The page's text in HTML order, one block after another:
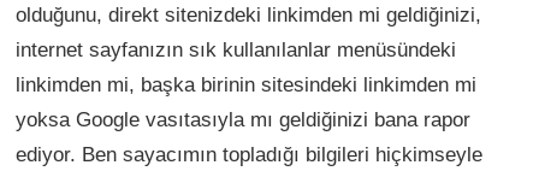
olduğunu, direkt sitenizdeki linkimden mi geldiğinizi,
internet sayfanızın sık kullanılanlar menüsündeki
linkimden mi, başka birinin sitesindeki linkimden mi
yoksa Google vasıtasıyla mı geldiğinizi bana rapor
ediyor. Ben sayacımın topladığı bilgileri hiçkimseyle